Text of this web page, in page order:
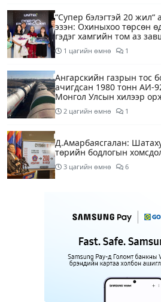
“Супер бэлэгтэй 20
эзэн: Охиныхоо төрсөн
гэдэг хамгийн том аз
1 цагийн өмнө 1
Ангарскийн газрын тос
ачигдсан 1980 тонн АИ-
Монгол Улсын хилээр
2 цагийн өмнө 1
Д.Амарбаясгалан:
төрийн бодлогын
3 цагийн өмнө 6
23:00 цагаас түр хааж,
шугамын хөндлөн
Нэгдүгээр ангид
сарын 17-ноос E-